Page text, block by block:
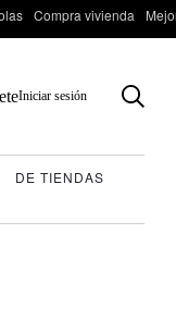
Compra vivienda
Iniciar sesión
DE TIENDAS